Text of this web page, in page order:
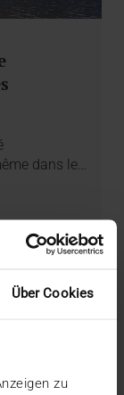
Über Cookies
zu
dans le…